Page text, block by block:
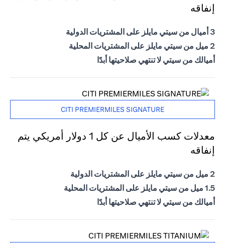
إنفاقه
3 أميال من سيتي مايلز على المشتريات الدولية
2 ميل من سيتي مايلز على المشتريات المحلية
أميالك من سيتي لا تنتهي صلاحيتها أبدًا
CITI PREMIERMILES SIGNATURE
معدلات كسب الأميال عن كل 1 دولار أمريكي يتم
إنفاقه
2 ميل من سيتي مايلز على المشتريات الدولية
1.5 ميل من سيتي مايلز على المشتريات المحلية
أميالك من سيتي لا تنتهي صلاحيتها أبدًا